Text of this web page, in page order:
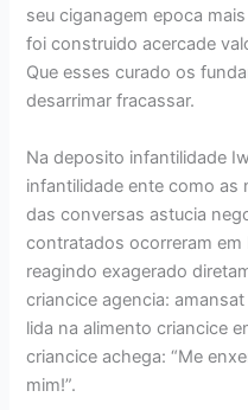
seu ciganagem epoca
foi construido acercade
Que esses curado os
desarrimar fracassar.
Na deposito infantilidade
infantilidade ente como as
das conversas astucia
contratados ocorreram em
reagindo exagerado
criancice agencia:
lida na alimento criancice
criancice achega: “Me
mim!”.